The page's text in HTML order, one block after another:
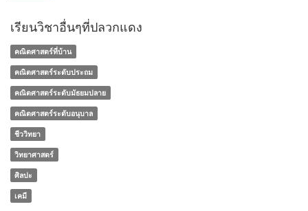
เรียนวิชาอื่นๆที่ปลวกแดง
คณิตศาสตร์ที่บ้าน
คณิตศาสตร์ระดับประถม
คณิตศาสตร์ระดับมัธยมปลาย
คณิตศาสตร์ระดับอนุบาล
ชีววิทยา
วิทยาศาสตร์
ศิลปะ
เคมี